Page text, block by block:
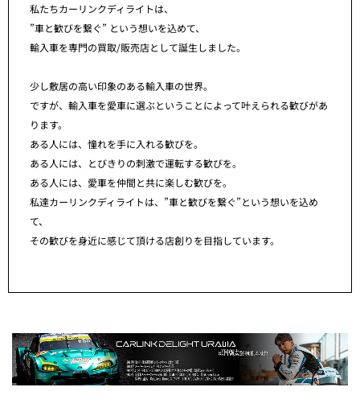
私たちカーリンクディライトは、
”車と歓びを繋ぐ” という想いを込めて、
輸入車を専門の買取/販売店として誕生しました。
少し敷居の高い印象のある輸入車の世界。
ですが、輸入車を愛車に選ぶということによって叶えられる歓びがあ
ります。
ある人には、憧れを手に入れる歓びを。
ある人には、とびきりの刺激で運転する歓びを。
ある人には、愛車を仲間と共に楽しむ歓びを。
私達カーリンクディライトは、”車と歓びを繋ぐ”という想いを込め
て、
その歓びを身近に感じて頂ける店創りを目指しています。